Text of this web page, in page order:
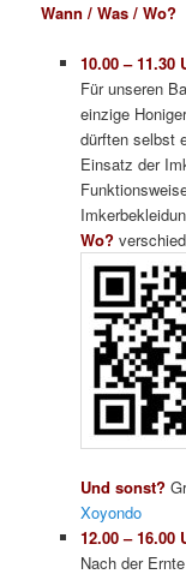
Wann / Was / Wo?
10.00 –
Für unseren
einzige
dürften selbst
Einsatz der
Wo?
Und sonst?
Xoyondo
12.00 –
Nach der